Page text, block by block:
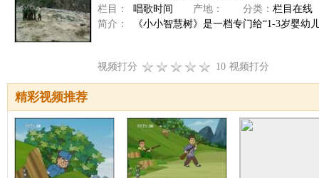
栏目：
唱歌时间 产地： 分类： 栏目在线
简介：
《小小智慧树》是一档专门给“1-3岁婴
视频打分 10 视频打分
精彩视频推荐